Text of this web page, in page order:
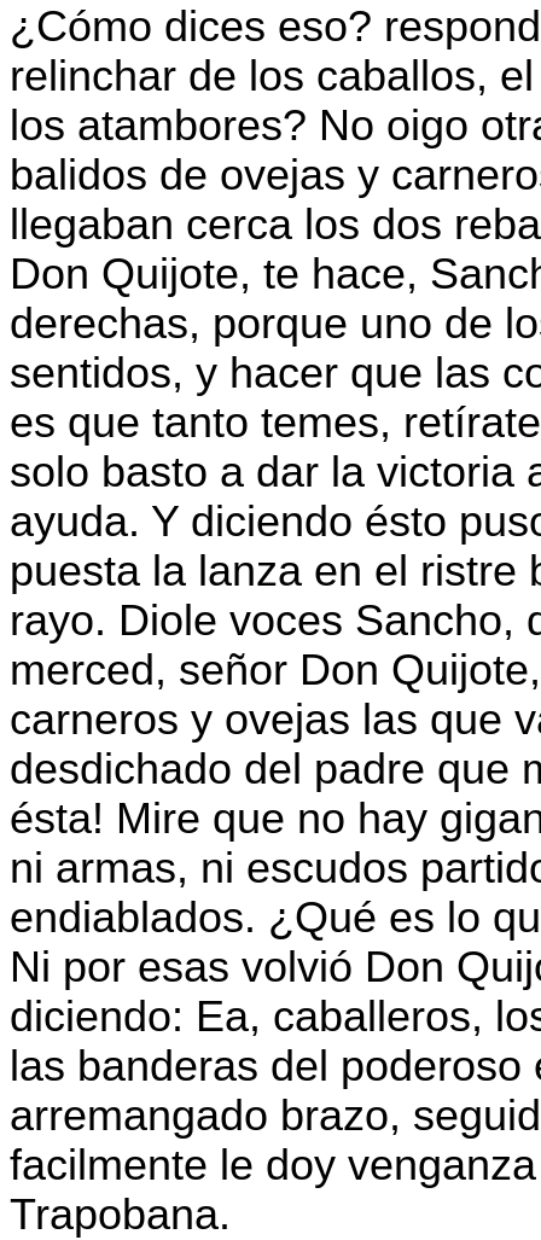
¿Cómo dices eso?
relinchar de los caballos,
los atambores? No oigo
balidos de ovejas y
llegaban cerca los dos
Don Quijote, te hace,
derechas, porque uno de
sentidos, y hacer que las
es que tanto temes,
solo basto a dar la victoria
ayuda. Y diciendo ésto
puesta la lanza en el ristre
rayo. Diole voces Sancho,
merced, señor Don
carneros y ovejas las que
desdichado del padre que
ésta! Mire que no hay
ni armas, ni escudos
endiablados. ¿Qué es lo
Ni por esas volvió Don
diciendo: Ea, caballeros,
las banderas del
arremangado brazo,
facilmente le doy
Trapobana.